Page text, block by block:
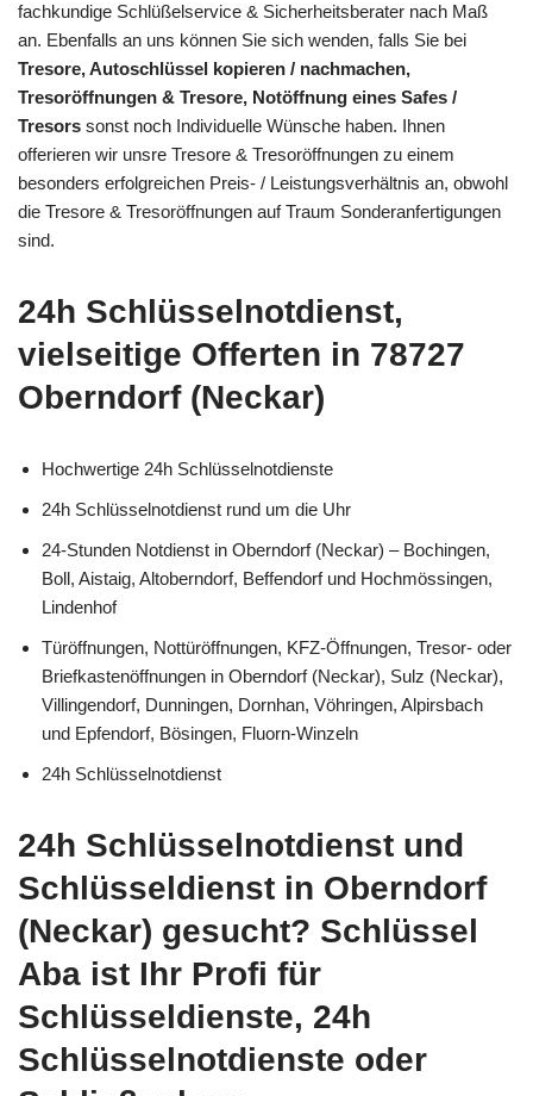
fachkundige Schlüßelservice & Sicherheitsberater nach Maß
an. Ebenfalls an uns können Sie sich wenden, falls Sie bei
Tresore, Autoschlüssel kopieren / nachmachen,
Tresoröffnungen & Tresore, Notöffnung eines Safes /
Tresors sonst noch Individuelle Wünsche haben. Ihnen
offerieren wir unsre Tresore & Tresoröffnungen zu einem
besonders erfolgreichen Preis- / Leistungsverhältnis an, obwohl
die Tresore & Tresoröffnungen auf Traum Sonderanfertigungen
sind.
24h Schlüsselnotdienst,
vielseitige Offerten in 78727
Oberndorf (Neckar)
Hochwertige 24h Schlüsselnotdienste
24h Schlüsselnotdienst rund um die Uhr
24-Stunden Notdienst in Oberndorf (Neckar) – Bochingen,
Boll, Aistaig, Altoberndorf, Beffendorf und Hochmössingen,
Lindenhof
Türöffnungen, Nottüröffnungen, KFZ-Öffnungen, Tresor- oder
Briefkastenöffnungen in Oberndorf (Neckar), Sulz (Neckar),
Villingendorf, Dunningen, Dornhan, Vöhringen, Alpirsbach
und Epfendorf, Bösingen, Fluorn-Winzeln
24h Schlüsselnotdienst
24h Schlüsselnotdienst und
Schlüsseldienst in Oberndorf
(Neckar) gesucht? Schlüssel
Aba ist Ihr Profi für
Schlüsseldienste, 24h
Schlüsselnotdienste oder